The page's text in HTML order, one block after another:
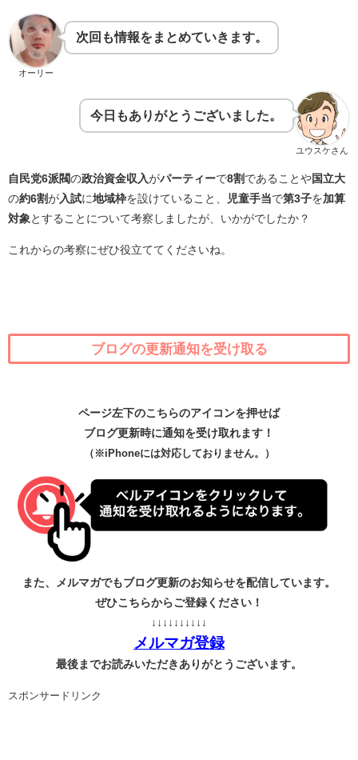
オーリー
次回も情報をまとめていきます。
ユウスケさん
今日もありがとうございました。
自民党6派閥の政治資金収入がパーティーで8割 であることや国立大
の約6割が 入試に地域枠を設けていること、 児童手当で第3子を加算
対象 とすることについて考察しましたが、いかがでしたか？
これからの考察にぜひ役立ててくださいね。
ブログの更新通知を受け取る
ページ左下のこちらのアイコンを押せば
ブログ更新時に通知を受け取れます！
（※iPhoneには対応しておりません。）
また、メルマガでもブログ更新のお知らせを配信しています。
ぜひこちらからご登録ください！
↓↓↓↓↓↓↓↓↓↓
メルマガ登録
最後までお読みいただきありがとうございます。
スポンサードリンク